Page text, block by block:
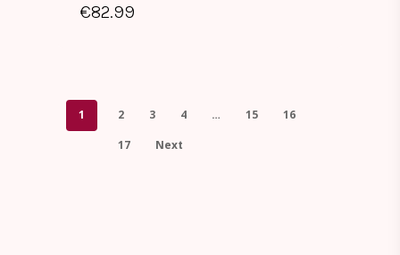
€82.99
1 2 3 4 … 15
16
17
Next